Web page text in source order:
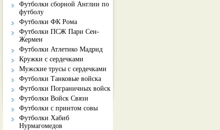
Футболки сборной Англии по
футболу
Футболки ФК Рома
Футболки ПСЖ Пари Сен-
Жермен
Футболки Атлетико Мадрид
Кружки с сердечками
Мужские трусы с сердечками
Футболки Танковые войска
Футболки Пограничных войск
Футболки Войск Связи
Футболки с принтом совы
Футболки Хабиб
Нурмагомедов